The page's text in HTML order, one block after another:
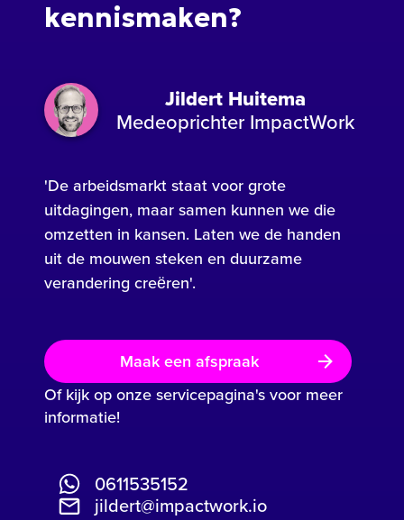
kennismaken?
Jildert Huitema
Medeoprichter ImpactWork
'De arbeidsmarkt staat voor grote
uitdagingen, maar samen kunnen we die
omzetten in kansen. Laten we de handen
uit de mouwen steken en duurzame
verandering creëren'.
Maak een afspraak
Of kijk op onze servicepagina's voor meer
informatie!
0611535152
jildert@impactwork.io